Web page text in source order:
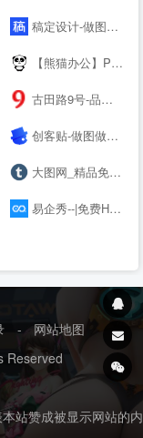
稿定设计-做图做视频必备_在线设计神器_海量版权素材模板
【熊猫办公】PPT模板，创意设计素材 高效办公在熊猫
古田路9号-品牌创意/版权保护平台
创客贴-做图做视频必备_会打字就能做设计，商用有版权
大图网_精品免费素材共享平台www.daimg.com
易企秀--|免费H5页面制作|作图工具|海量邀请函模板|创意营销平台
-
网站地图
Reserved
站赞成被显示网站的内